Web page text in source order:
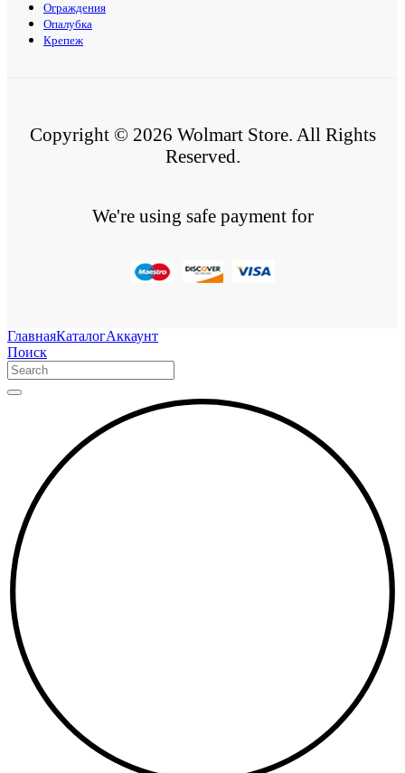
Ограждения
Опалубка
Крепеж
Copyright © 2026 Wolmart Store. All Rights
Reserved.
We're using safe payment for
ГлавнаяКаталогАккаунт
Поиск